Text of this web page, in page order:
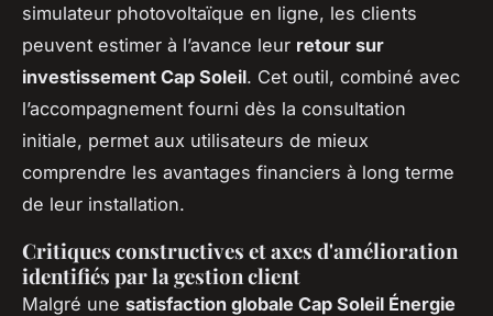
simulateur photovoltaïque en ligne, les clients
peuvent estimer à l’avance leur retour sur
investissement Cap Soleil. Cet outil, combiné avec
l’accompagnement fourni dès la consultation
initiale, permet aux utilisateurs de mieux
comprendre les avantages financiers à long terme
de leur installation.
Critiques constructives et axes d'amélioration
identifiés par la gestion client
Malgré une satisfaction globale Cap Soleil Énergie